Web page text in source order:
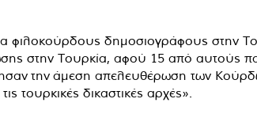
στην Τουρκία, αφού 15 από αυτούς
την άμεση απελευθέρωση των
τουρκικές δικαστικές αρχές».